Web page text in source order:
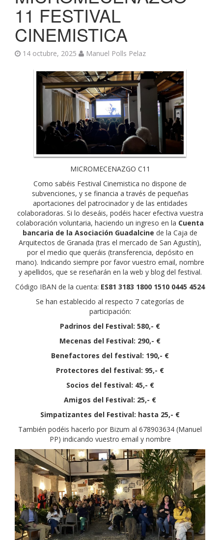
11 FESTIVAL
CINEMISTICA
14 octubre, 2025 Manuel Polls Pelaz
MICROMECENAZGO C11
Como sabéis Festival Cinemistica no dispone de
subvenciones, y se financia a través de pequeñas
aportaciones del patrocinador y de las entidades
colaboradoras. Si lo deseáis, podéis hacer efectiva vuestra
colaboración voluntaria, haciendo un ingreso en la Cuenta
bancaria de la Asociación Guadalcine de la Caja de
Arquitectos de Granada (tras el mercado de San Agustín),
por el medio que queráis (transferencia, depósito en
mano). Indicando siempre por favor vuestro email, nombre
y apellidos, que se reseñarán en la web y blog del festival.
Código IBAN de la cuenta: ES81 3183 1800 1510 0445 4524
Se han establecido al respecto 7 categorías de
participación:
Padrinos del Festival: 580,- €
Mecenas del Festival: 290,- €
Benefactores del festival: 190,- €
Protectores del festival: 95,- €
Socios del festival: 45,- €
Amigos del Festival: 25,- €
Simpatizantes del Festival: hasta 25,- €
También podéis hacerlo por Bizum al 678903634 (Manuel
PP) indicando vuestro email y nombre